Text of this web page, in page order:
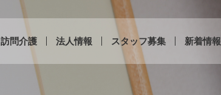
訪問介護 法人情報 スタッフ募集 新着情報